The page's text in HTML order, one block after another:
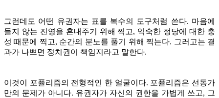
그런데도 어떤 유권자는 표를 복수의 도구처럼 쓴다. 마음에
들지 않는 진영을 혼내주기 위해 찍고, 익숙한 정당에 대한 충
성 때문에 찍고, 순간의 분노를 풀기 위해 찍는다. 그러고는 결
과가 나쁘면 정치권이 책임지라고 말한다.
이것이 포퓰리즘의 전형적인 한 얼굴이다. 포퓰리즘은 선동가
만의 문제가 아니다. 유권자가 자신의 권한을 가볍게 쓰고, 그